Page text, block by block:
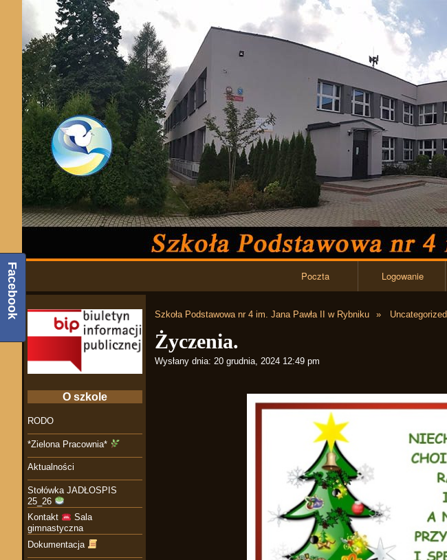
Poczta Logowanie
Szkoła Podstawowa nr 4 im. Jana Pawła II w Rybniku Uncategorized
Życzenia.
Wysłany dnia: 20 grudnia, 2024 12:49 pm
O szkole
RODO
*Zielona Pracownia*
Aktualności
Stołówka JADŁOSPIS
25_26
Kontakt
Sala
gimnastyczna
Dokumentacja
Facebook